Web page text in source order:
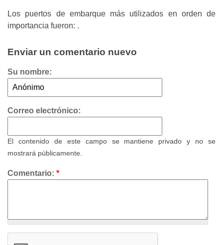
Los puertos de embarque más utilizados en orden de
importancia fueron: .
Enviar un comentario nuevo
Su nombre:
Correo electrónico:
El contenido de este campo se mantiene privado y no se
mostrará públicamente.
Comentario: *